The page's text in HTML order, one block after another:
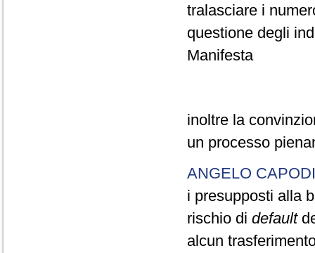
tralasciare i
questione degli
Manifesta
inoltre la
un processo
ANGELO
i presupposti alla
rischio di default
alcun